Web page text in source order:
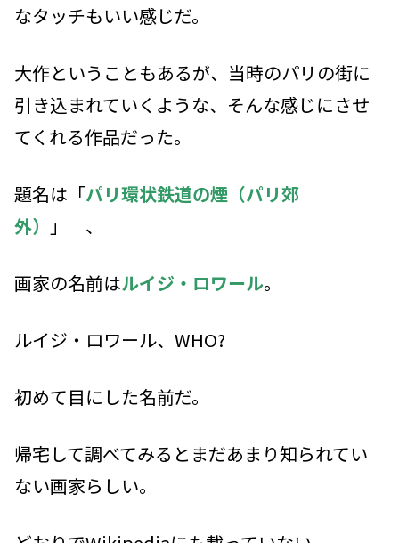
なタッチもいい感じだ。
大作ということもあるが、当時のパリの街に
引き込まれていくような、そんな感じにさせ
てくれる作品だった。
題名は「パリ環状鉄道の煙（パリ郊
外）
」 、
画家の名前はルイジ・ロワール。
ルイジ・ロワール、WHO?
初めて目にした名前だ。
帰宅して調べてみるとまだあまり知られてい
ない画家らしい。